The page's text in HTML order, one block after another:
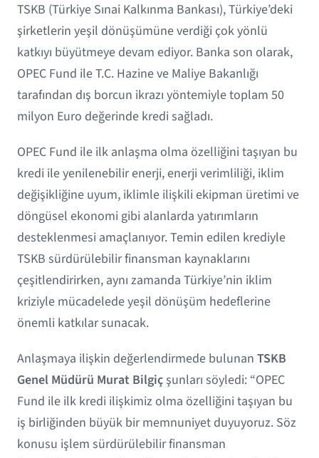
TSKB (Türkiye Sınai Kalkınma Bankası), Türkiye’deki
şirketlerin yeşil dönüşümüne verdiği çok yönlü
katkıyı büyütmeye devam ediyor. Banka son olarak,
OPEC Fund ile T.C. Hazine ve Maliye Bakanlığı
tarafından dış borcun ikrazı yöntemiyle toplam 50
milyon Euro değerinde kredi sağladı.
OPEC Fund ile ilk anlaşma olma özelliğini taşıyan bu
kredi ile yenilenebilir enerji, enerji verimliliği, iklim
değişikliğine uyum, iklimle ilişkili ekipman üretimi ve
döngüsel ekonomi gibi alanlarda yatırımların
desteklenmesi amaçlanıyor. Temin edilen krediyle
TSKB sürdürülebilir finansman kaynaklarını
çeşitlendirirken, aynı zamanda Türkiye’nin iklim
kriziyle mücadelede yeşil dönüşüm hedeflerine
önemli katkılar sunacak.
Anlaşmaya ilişkin değerlendirmede bulunan TSKB
Genel Müdürü Murat Bilgiçşunları söyledi: “OPEC
Fund ile ilk kredi ilişkimiz olma özelliğini taşıyan bu
iş birliğinden büyük bir memnuniyet duyuyoruz. Söz
konusu işlem sürdürülebilir finansman